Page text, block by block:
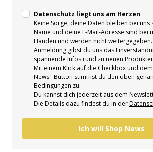
Datenschutz liegt uns am Herzen
Keine Sorge, deine Daten bleiben bei uns
Name und deine E-Mail-Adresse sind bei
Händen und werden nicht
Anmeldung gibst du uns das
spannende Infos rund zu neuen
Mit einem Klick auf die Checkbox und
News"-Button stimmst du den oben
Bedingungen zu.
Du kannst dich jederzeit aus dem
Die Details dazu findest du in der
Ich will Shop News